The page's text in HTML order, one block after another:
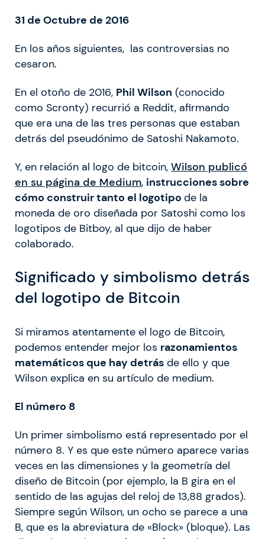
31 de Octubre de 2016
En los años siguientes, las controversias no
cesaron.
En el otoño de 2016, Phil Wilson (conocido
como Scronty) recurrió a Reddit, afirmando
que era una de las tres personas que estaban
detrás del pseudónimo de Satoshi Nakamoto.
Y, en relación al logo de bitcoin, Wilson publicó
en su página de Medium, instrucciones sobre
cómo construir tanto el logotipo de la
moneda de oro diseñada por Satoshi como los
logotipos de Bitboy, al que dijo de haber
colaborado.
Significado y simbolismo detrás
del logotipo de Bitcoin
Si miramos atentamente el logo de Bitcoin,
podemos entender mejor los razonamientos
matemáticos que hay detrás de ello y que
Wilson explica en su artículo de medium.
El número 8
Un primer simbolismo está representado por el
número 8. Y es que este número aparece varias
veces en las dimensiones y la geometría del
diseño de Bitcoin (por ejemplo, la B gira en el
sentido de las agujas del reloj de 13,88 grados).
Siempre según Wilson, un ocho se parece a una
B, que es la abreviatura de «Block» (bloque). Las